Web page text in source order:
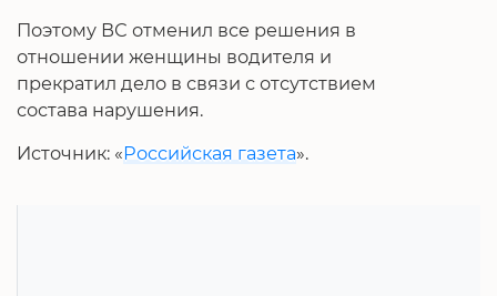
Поэтому ВС отменил все решения в
отношении женщины водителя и
прекратил дело в связи с отсутствием
состава нарушения.
Источник: «Российская газета».